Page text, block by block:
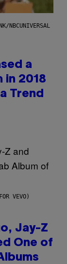
NBCUNIVERSAL
a
in 2018
Trend
VEVO)
Jay-Z
One of